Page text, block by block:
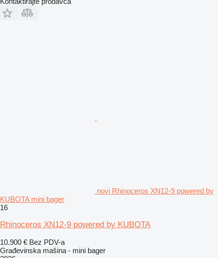
novi Rhinoceros XN12-9 powered by
KUBOTA mini bager
16
Rhinoceros XN12-9 powered by KUBOTA
10.900 € Bez PDV-a
Građevinska mašina - mini bager